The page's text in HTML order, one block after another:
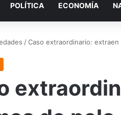
POLÍTICA ECONOMÍA
/Caso extraordinario: